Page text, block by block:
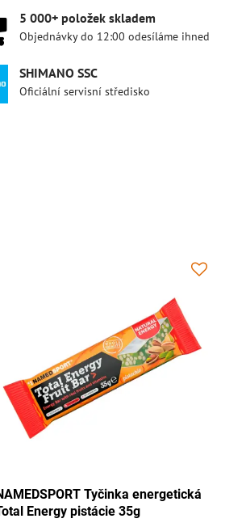
5 000+ položek skladem
Objednávky do 12:00 odesíláme ihned
SHIMANO SSC
Oficiální servisní středisko
Tyčinka energetická
mix Tango 35g